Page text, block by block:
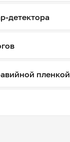
детектора
пленкой